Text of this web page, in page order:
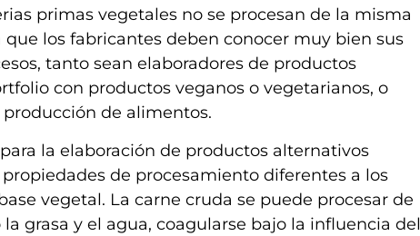
primas vegetales no se procesan de la misma
los fabricantes deben conocer muy bien sus
tanto sean elaboradores de productos
con productos veganos o vegetarianos, o
de alimentos.
la elaboración de productos alternativos
de procesamiento diferentes a los
vegetal. La carne cruda se puede procesar de
grasa y el agua, coagularse bajo la influencia del